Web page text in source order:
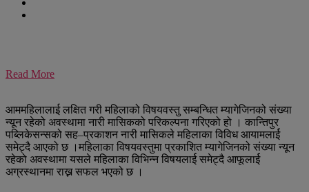
Read More
आममहिलालाई लक्षित गरी महिलाको विषयवस्तु सम्बन्धित म्यागेजिनको संख्या
न्यून रहेको अवस्थामा नारी मासिकको परिकल्पना गरिएको हो । कान्तिपुर
पब्लिकेसन्सको सह–प्रकाशन नारी मासिकले महिलाका विविध आयामलार्ई
समेट्दै आएको छ ।महिलाका विषयवस्तुमा प्रकाशित म्यागेजिनको संख्या न्यून
रहेको अवस्थामा यसले महिलाका विभिन्न विषयलार्ई समेट्दै आफूलार्ई
अग्रस्थानमा राख्न सफल भएको छ ।